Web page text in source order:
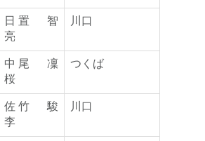
日置 智
亮
川口
中尾 凜
桜
つくば
佐竹 駿
李
川口